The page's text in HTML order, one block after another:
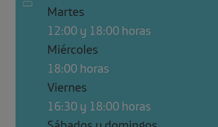
Martes
12:00 y 18:00 horas
Miércoles
18:00 horas
Viernes
16:30 y 18:00 horas